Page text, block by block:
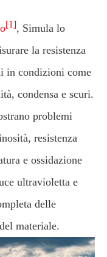
[1], Simula lo
la resistenza
in condizioni come
condensa e scuri.
problemi
resistenza
e ossidazione
ultravioletta e
delle
materiale.